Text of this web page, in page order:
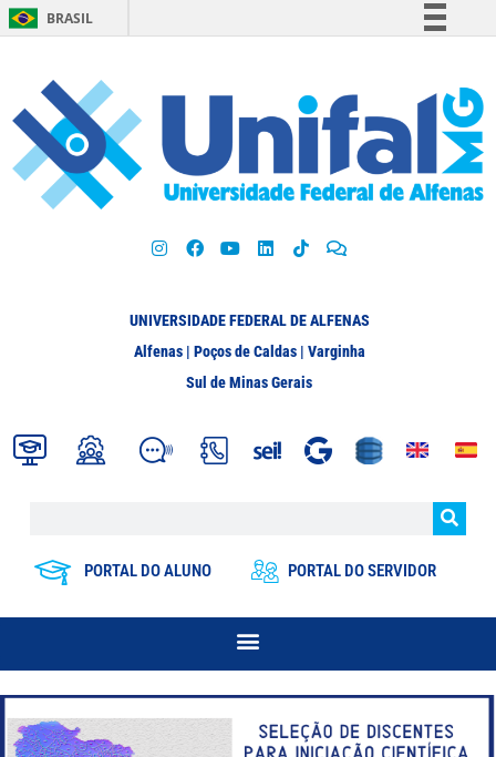
BRASIL
Participe
Acesso à informação
Legislação
UNIVERSIDADE FEDERAL DE ALFENAS
Alfenas | Poços de Caldas | Varginha
Sul de Minas Gerais
PORTAL DO ALUNO PORTAL DO SERVIDOR